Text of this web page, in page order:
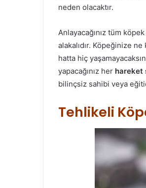
neden olacaktır.
Anlayacağınız tüm
alakalıdır. Köpeğinize
hatta hiç
yapacağınız her hareket
bilinçsiz sahibi veya
Tehlikeli